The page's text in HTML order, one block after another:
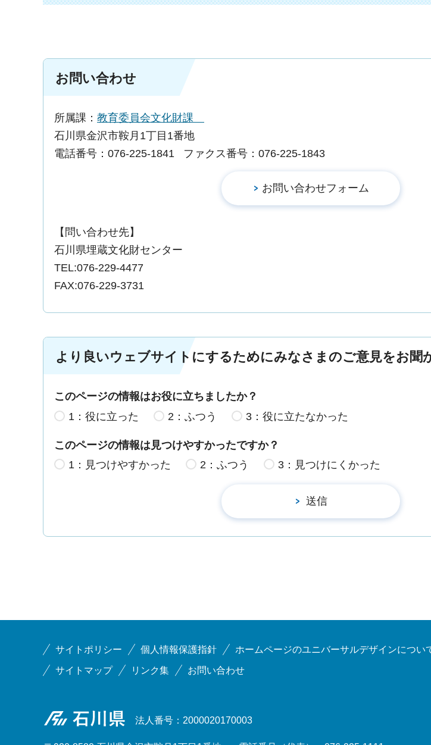
お問い合わせ
所属課： 教育委員会文化財課
石川県金沢市鞍月1丁目1番地
電話番号：076-225-1841
ファクス番号：076-225-1843
【問い合わせ先】
石川県埋蔵文化財センター
TEL:076-229-4477
FAX:076-229-3731
より良いウェブサイトにするためにみなさまのご意見をお聞
このページの情報はお役に立ちましたか？
1：役に立った
2：ふつう 3：役に立たなかった
このページの情報は見つけやすかったですか？
1：見つけやすかった
2：ふつう 3：見つけにくかった
サイトポリシー 個人情報保護指針 ホームページのユニバーサルデザインについ
サイトマップ リンク集 お問い合わせ
石川県 法人番号：2000020170003